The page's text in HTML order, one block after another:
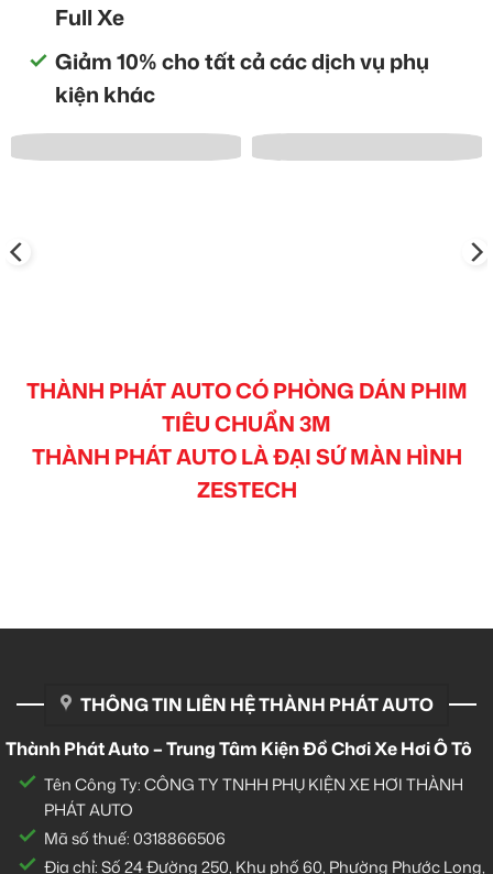
Full Xe
Giảm 10% cho tất cả các dịch vụ phụ
kiện khác
THÀNH PHÁT AUTO CÓ PHÒNG DÁN PHIM
TIÊU CHUẨN 3M
THÀNH PHÁT AUTO LÀ ĐẠI SỨ MÀN HÌNH
ZESTECH
THÔNG TIN LIÊN HỆ THÀNH PHÁT AUTO
Thành Phát Auto – Trung Tâm Kiện Đồ Chơi Xe Hơi Ô Tô
Tên Công Ty: CÔNG TY TNHH PHỤ KIỆN XE HƠI THÀNH
PHÁT AUTO
Mã số thuế: 0318866506
Địa chỉ: Số 24 Đường 250, Khu phố 60, Phường Phước Long,